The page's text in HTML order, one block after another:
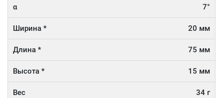
α 7°
Ширина * 20 мм
Длина * 75 мм
Высота * 15 мм
Вес 34 г